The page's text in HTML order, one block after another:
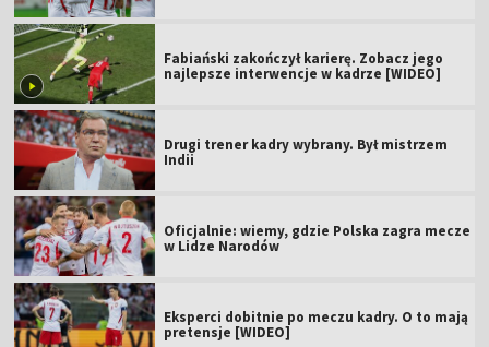
Fabiański zakończył karierę. Zobacz jego
najlepsze interwencje w kadrze [WIDEO]
Drugi trener kadry wybrany. Był mistrzem
Indii
Oficjalnie: wiemy, gdzie Polska zagra mecze
w Lidze Narodów
Eksperci dobitnie po meczu kadry. O to mają
pretensje [WIDEO]